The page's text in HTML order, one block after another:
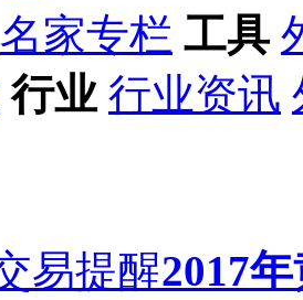
名家专栏 工具
行业 行业资讯
易提醒2017